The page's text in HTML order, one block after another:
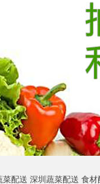
配送 深圳蔬菜配送 食